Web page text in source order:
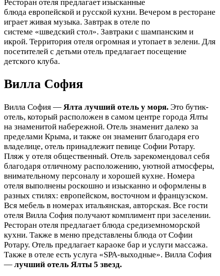
Ресторан отеля предлагает изысканные
блюда европейской и русской кухни. Вечером в ресторане
играет живая музыка. Завтрак в отеле по
системе «шведский стол». Завтраки с шампанским и
икрой. Территория отеля огромная и утопает в зелени. Для
посетителей с детьми отель предлагает посещение
детского клуба.
Вилла София
Вилла София — Ялта лучший отель у моря. Это бутик-
отель, который расположен в самом центре города Ялты
на знаменитой набережной. Отель знаменит далеко за
пределами Крыма, и также он знаменит благодаря его
владелице, отель принадлежит певице Софии Ротару.
Пляж у отеля общественный. Отель зарекомендовал себя
благодаря отличному расположению, уютной атмосферы,
внимательному персоналу и хорошей кухне. Номера
отеля выполнены роскошно и изысканно и оформлены в
разных стилях: европейском, восточном и французском.
Вся мебель в номерах итальянская, авторская. Все гости
отеля Вилла София получают комплимент при заселении.
Ресторан отеля предлагает блюда средиземноморской
кухни. Также в меню представлены блюда от Софии
Ротару. Отель предлагает караоке бар и услуги массажа.
Также в отеле есть услуга «SPA-выходные». Вилла София
— лучший отель Ялты 5 звезд.